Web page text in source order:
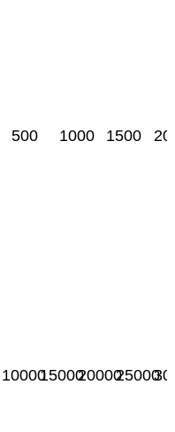
500 1000 1500
10000150002000025000